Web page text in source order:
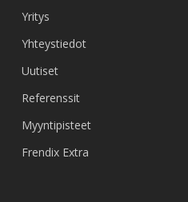
Yritys
Yhteystiedot
Uutiset
Referenssit
Myyntipisteet
Frendix Extra